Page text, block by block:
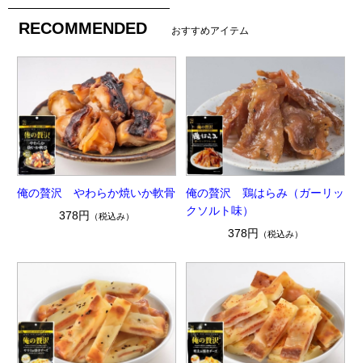
RECOMMENDED おすすめアイテム
俺の贅沢 やわらか焼いか軟骨
378円
（税込み）
俺の贅沢 鶏はらみ（ガーリッ
クソルト味）
378円
（税込み）